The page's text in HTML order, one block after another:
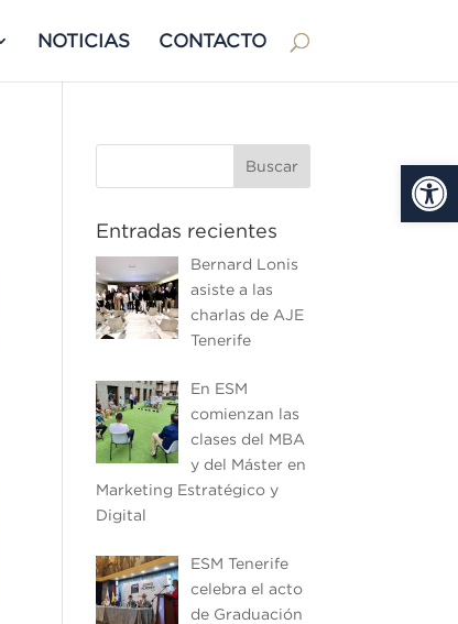
Abrir
NOTICIAS CONTACTO
Entradas recientes
Bernard Lonis
asiste a las
charlas de AJE
Tenerife
En ESM
comienzan las
clases del MBA
y del Máster en
Marketing Estratégico y
Digital
ESM Tenerife
celebra el acto
de Graduación